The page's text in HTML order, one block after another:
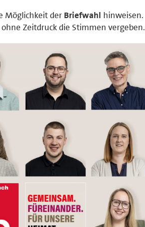
Möglichkeit der Briefwahl hinweisen.
Zeitdruck die Stimmen vergeben.